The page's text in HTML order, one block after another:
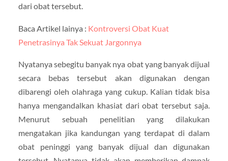
dari obat tersebut.
Baca Artikel lainya : Kontroversi Obat Kuat
Penetrasinya Tak Sekuat Jargonnya
Nyatanya sebegitu banyak nya obat yang banyak dijual
secara bebas tersebut akan digunakan dengan
dibarengi oleh olahraga yang cukup. Kalian tidak bisa
hanya mengandalkan khasiat dari obat tersebut saja.
Menurut sebuah penelitian yang dilakukan
mengatakan jika kandungan yang terdapat di dalam
obat peninggi yang banyak dijual dan digunakan